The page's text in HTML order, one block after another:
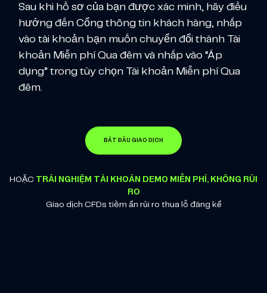
Sau khi hồ sơ của bạn được xác minh, hãy điều
hướng đến Cổng thông tin khách hàng, nhấp
vào tài khoản bạn muốn chuyển đổi thành Tài
khoản Miễn phí Qua đêm và nhấp vào “Áp
dụng” trong tùy chọn Tài khoản Miễn phí Qua
đêm.
BẮT ĐẦU GIAO DỊCH
HOẶC TRẢI NGHIỆM TÀI KHOẢN DEMO MIỄN PHÍ, KHÔNG RỦI
RO
Giao dịch CFDs tiềm ẩn rủi ro thua lỗ đáng kể